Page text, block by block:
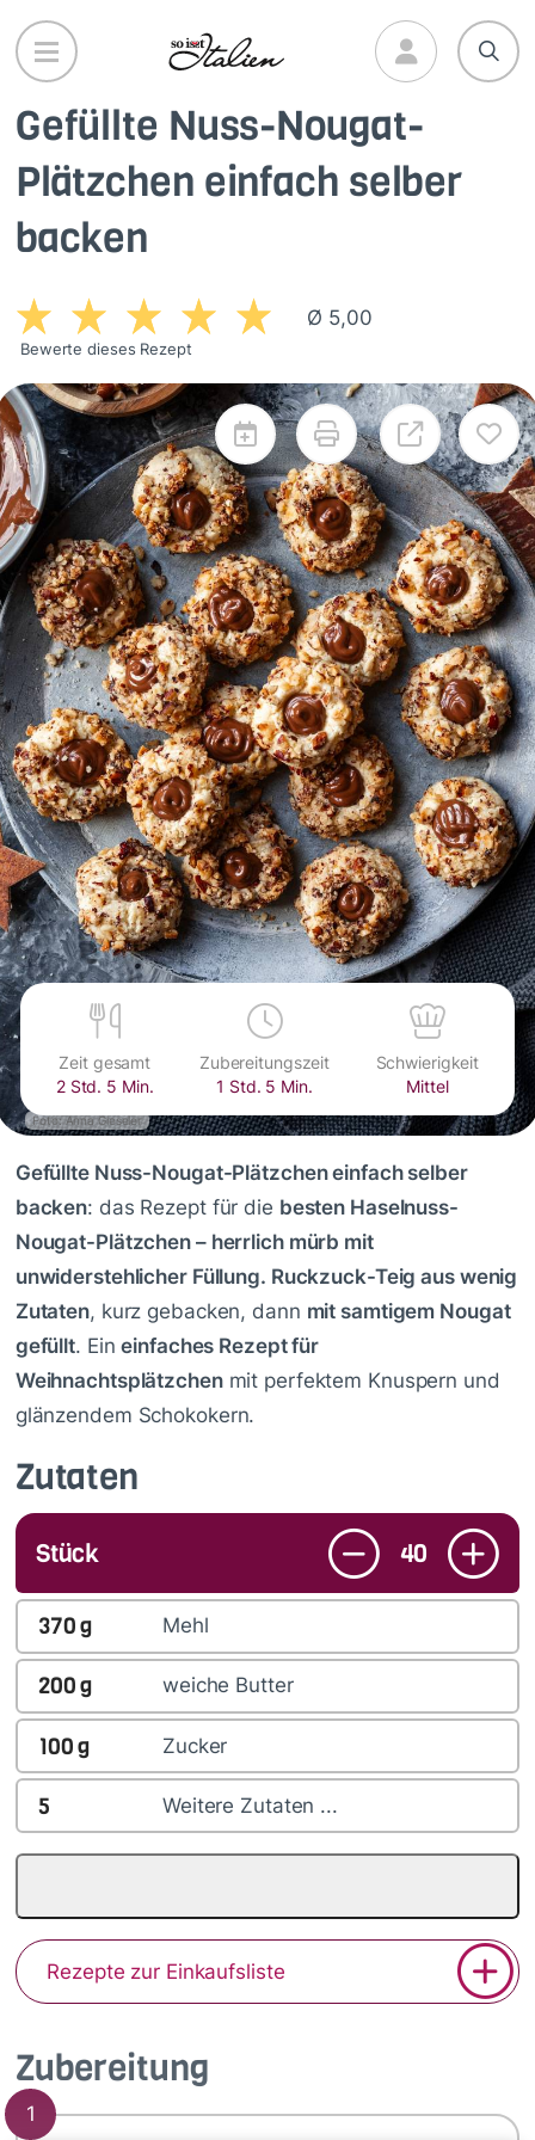
Direkt
zum
Inhalt
Gefüllte Nuss-Nougat-
Plätzchen einfach selber
backen
Ø 5,00
Bewerte dieses Rezept
Foto: Anna Gieseler
Zeit gesamt
2 Std. 5 Min.
Zubereitungszeit
1 Std. 5 Min.
Schwierigkeit
Mittel
Zubereitung
1
Gefüllte Nuss-Nougat-Plätzchen einfach selber
backen: das Rezept für die besten Haselnuss-
Nougat-Plätzchen – herrlich mürb mit
unwiderstehlicher Füllung. Ruckzuck-Teig aus wenig
Zutaten, kurz gebacken, dann mit samtigem Nougat
gefüllt. Eineinfaches Rezept für
Weihnachtsplätzchenmit perfektem Knuspern und
glänzendem Schokokern.
Zutaten
Stück 40
370g Mehl
200g weiche Butter
100g Zucker
5 Weitere Zutaten ...
Rezepte zur Einkaufsliste